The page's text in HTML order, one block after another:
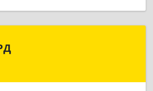
край, Крымский р-н,